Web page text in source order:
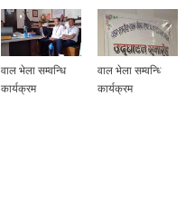
वाल भेला सम्वन्धि
कार्यक्रम
वाल भेला सम्वन्धि
कार्यक्रम